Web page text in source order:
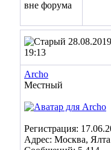
19:13
Archo
Местный
Регистрация:
Адрес: Москва, Ялта